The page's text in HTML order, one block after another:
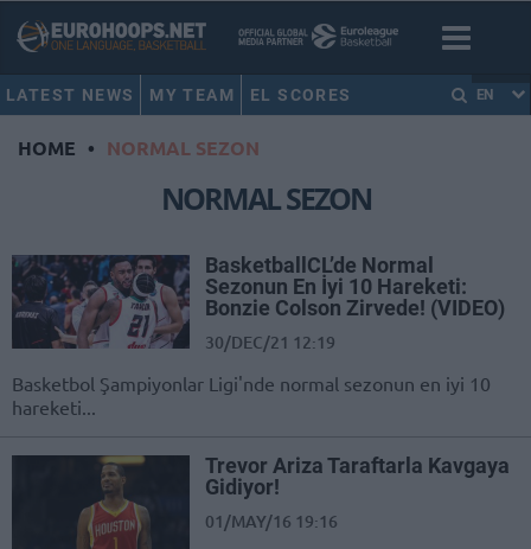
LATEST NEWS MY TEAM EL SCORES EN
HOME • NORMAL SEZON
NORMAL SEZON
BasketballCL’de Normal
Sezonun En İyi 10 Hareketi:
Bonzie Colson Zirvede! (VIDEO)
30/DEC/21 12:19
Basketbol Şampiyonlar Ligi'nde normal sezonun en iyi 10
hareketi...
Trevor Ariza Taraftarla Kavgaya
Gidiyor!
01/MAY/16 19:16